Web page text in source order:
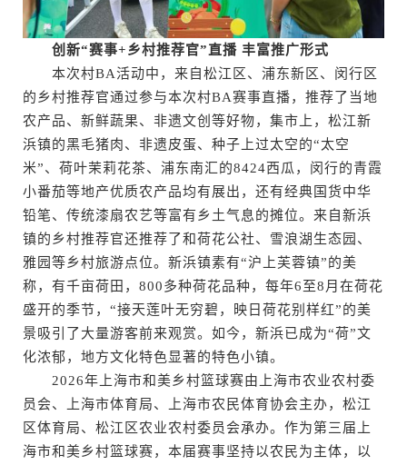
创新“赛事+乡村推荐官”直播 丰富推广形式
本次村BA活动中，来自松江区、浦东新区、闵行区
的乡村推荐官通过参与本次村BA赛事直播，推荐了当地
农产品、新鲜蔬果、非遗文创等好物，集市上，松江新
浜镇的黑毛猪肉、非遗皮蛋、种子上过太空的“太空
米”、荷叶茉莉花茶、浦东南汇的8424西瓜，闵行的青霞
小番茄等地产优质农产品均有展出，还有经典国货中华
铅笔、传统漆扇农艺等富有乡土气息的摊位。来自新浜
镇的乡村推荐官还推荐了和荷花公社、雪浪湖生态园、
雅园等乡村旅游点位。新浜镇素有“沪上芙蓉镇”的美
称，有千亩荷田，800多种荷花品种，每年6至8月在荷花
盛开的季节，“接天莲叶无穷碧，映日荷花别样红”的美
景吸引了大量游客前来观赏。如今，新浜已成为“荷”文
化浓郁，地方文化特色显著的特色小镇。
2026年上海市和美乡村篮球赛由上海市农业农村委
员会、上海市体育局、上海市农民体育协会主办，松江
区体育局、松江区农业农村委员会承办。作为第三届上
海市和美乡村篮球赛，本届赛事坚持以农民为主体，以